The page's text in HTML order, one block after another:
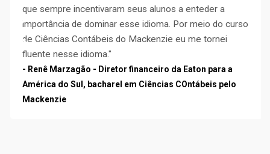
que sempre incentivaram seus alunos a enteder a
importância de dominar esse idioma. Por meio do curso
de Ciências Contábeis do Mackenzie eu me tornei
fluente nesse idioma."
- Renê Marzagão - Diretor financeiro da Eaton para a
América do Sul, bacharel em Ciências COntábeis pelo
Mackenzie